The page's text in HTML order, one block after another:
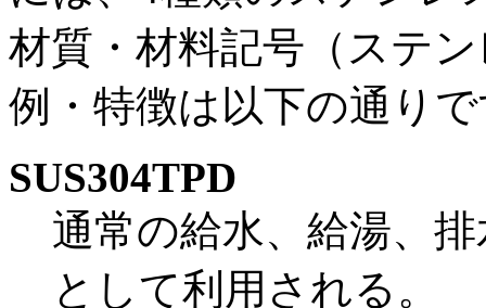
材質・材料記号（ステ
例・特徴は以下の通り
SUS304TPD
通常の給水、給湯、
として利用される。